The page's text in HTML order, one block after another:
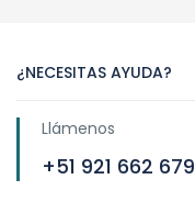
¿NECESITAS AYUDA?
Llámenos
+51 921 662 679